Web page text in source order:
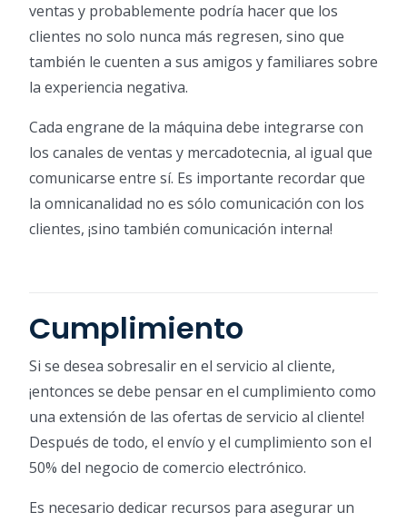
ventas y probablemente podría hacer que los
clientes no solo nunca más regresen, sino que
también le cuenten a sus amigos y familiares sobre
la experiencia negativa.
Cada engrane de la máquina debe integrarse con
los canales de ventas y mercadotecnia, al igual que
comunicarse entre sí. Es importante recordar que
la omnicanalidad no es sólo comunicación con los
clientes, ¡sino también comunicación interna!
Cumplimiento
Si se desea sobresalir en el servicio al cliente,
¡entonces se debe pensar en el cumplimiento como
una extensión de las ofertas de servicio al cliente!
Después de todo, el envío y el cumplimiento son el
50% del negocio de comercio electrónico.
Es necesario dedicar recursos para asegurar un